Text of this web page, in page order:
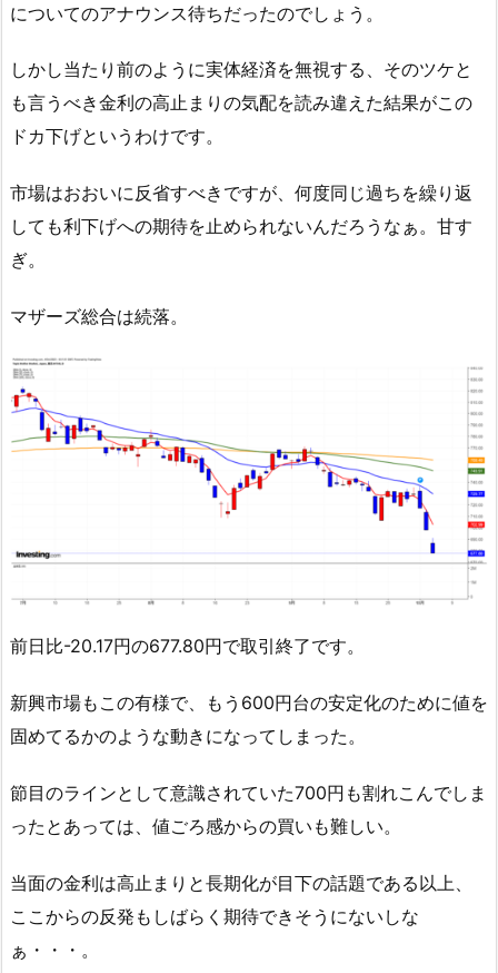
についてのアナウンス待ちだったのでしょう。
しかし当たり前のように実体経済を無視する、そのツケと
も言うべき金利の高止まりの気配を読み違えた結果がこの
ドカ下げというわけです。
市場はおおいに反省すべきですが、何度同じ過ちを繰り返
しても利下げへの期待を止められないんだろうなぁ。甘す
ぎ。
マザーズ総合は続落。
前日比-20.17円の677.80円で取引終了です。
新興市場もこの有様で、もう600円台の安定化のために値を
固めてるかのような動きになってしまった。
節目のラインとして意識されていた700円も割れこんでしま
ったとあっては、値ごろ感からの買いも難しい。
当面の金利は高止まりと長期化が目下の話題である以上、
ここからの反発もしばらく期待できそうにないしな
ぁ・・・。